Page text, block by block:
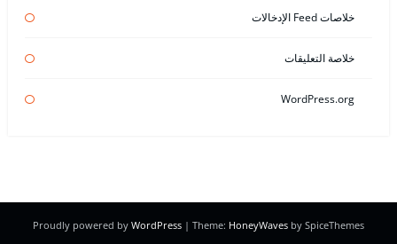
خلاصات Feed الإدخالات
خلاصة التعليقات
WordPress.org
Proudly powered by WordPress | Theme: HoneyWaves by SpiceThemes